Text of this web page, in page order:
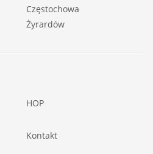
Częstochowa
Żyrardów
HOP
Kontakt